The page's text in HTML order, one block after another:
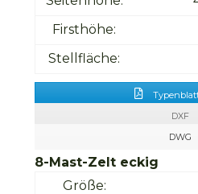
Firsthöhe:
Stellfläche:
DXF
DWG
8-Mast-Zelt eckig
Größe: